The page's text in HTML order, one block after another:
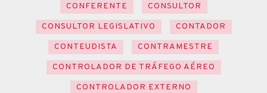
CONFERENTE
CONSULTOR
CONSULTOR LEGISLATIVO
CONTADOR
CONTEUDISTA
CONTRAMESTRE
CONTROLADOR DE TRÁFEGO AÉREO
CONTROLADOR EXTERNO